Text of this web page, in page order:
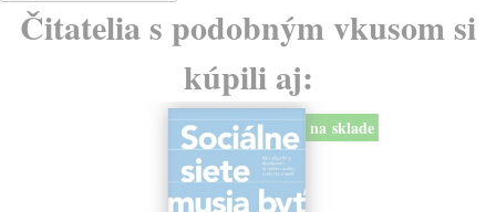
Čitatelia s podobným vkusom si
kúpili aj:
na sklade